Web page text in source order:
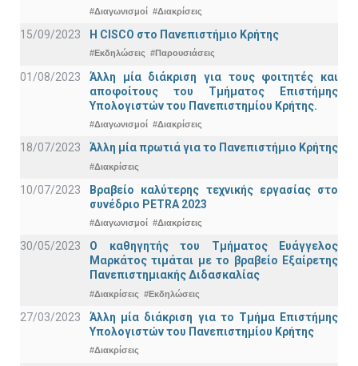
#Διαγωνισμοί #Διακρίσεις
15/09/2023 Η CISCO στο Πανεπιστήμιο Κρήτης
#Εκδηλώσεις #Παρουσιάσεις
01/08/2023
Άλλη μία διάκριση για τους φοιτητές και
αποφοίτους του Τμήματος Επιστήμης
Υπολογιστών του Πανεπιστημίου Κρήτης.
#Διαγωνισμοί #Διακρίσεις
18/07/2023 Άλλη μία πρωτιά για το Πανεπιστήμιο Κρήτης
#Διακρίσεις
10/07/2023
Βραβείο καλύτερης τεχνικής εργασίας στο
συνέδριο PETRA 2023
#Διαγωνισμοί #Διακρίσεις
30/05/2023
Ο καθηγητής του Τμήματος Ευάγγελος
Μαρκάτος τιμάται με το βραβείο Εξαίρετης
Πανεπιστημιακής Διδασκαλίας
#Διακρίσεις #Εκδηλώσεις
27/03/2023
Άλλη μία διάκριση για το Τμήμα Επιστήμης
Υπολογιστών του Πανεπιστημίου Κρήτης
#Διακρίσεις